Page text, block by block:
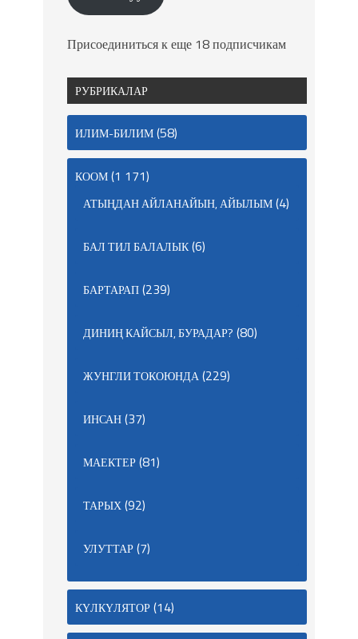
Присоединиться к еще 18 подписчикам
РУБРИКАЛАР
ИЛИМ-БИЛИМ(58)
КООМ(1 171)
АТЫҢДАН АЙЛАНАЙЫН, АЙЫЛЫМ(4)
БАЛ ТИЛ БАЛАЛЫК(6)
БАРТАРАП(239)
ДИНИҢ КАЙСЫЛ, БУРАДАР? (80)
ЖУНГЛИ ТОКОЮНДА(229)
ИНСАН(37)
МАЕКТЕР(81)
ТАРЫХ(92)
УЛУТТАР(7)
КҮЛКҮЛЯТОР(14)